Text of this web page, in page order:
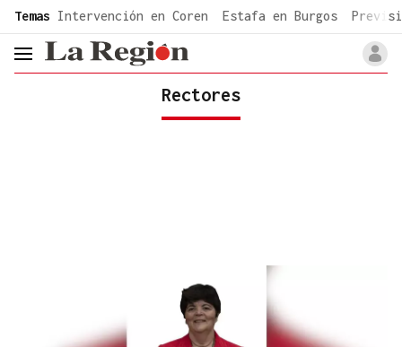
common.go-to-content
Temas Intervención en Coren Estafa en Burgos
header.menu.open
Rectores